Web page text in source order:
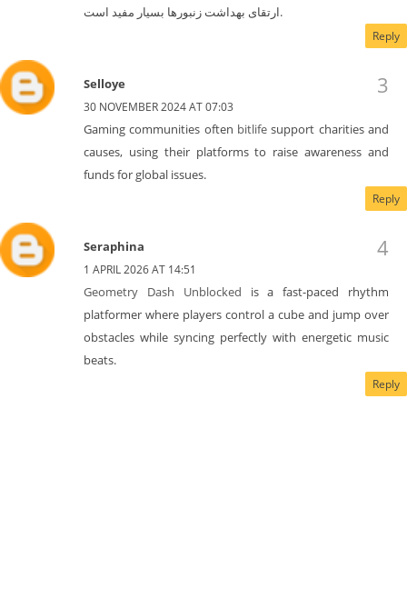
ارتقای بهداشت زنبورها بسیار مفید است.
Reply
Selloye
30 NOVEMBER 2024 AT 07:03
Gaming communities often bitlife support charities and
causes, using their platforms to raise awareness and
funds for global issues.
Reply
Seraphina
1 APRIL 2026 AT 14:51
Geometry Dash Unblocked is a fast-paced rhythm
platformer where players control a cube and jump over
obstacles while syncing perfectly with energetic music
beats.
Reply